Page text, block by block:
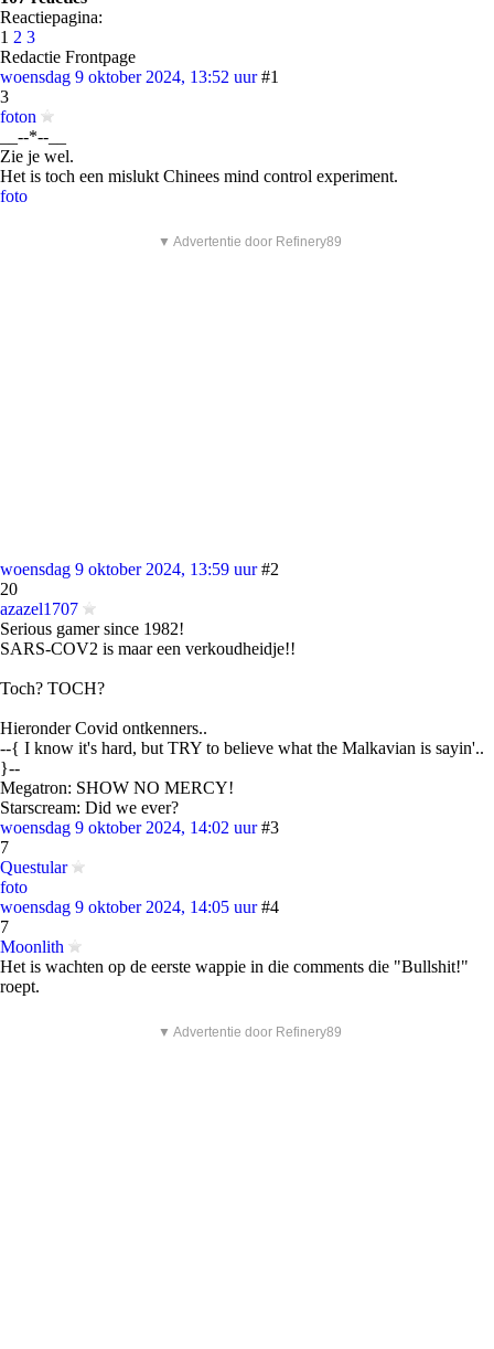
Reactiepagina:
1 2 3
Redactie Frontpage
woensdag 9 oktober 2024, 13:52 uur #1
3
foton
__--*--__
Zie je wel.
Het is toch een mislukt Chinees mind control experiment.
foto
▼ Advertentie door Refinery89
woensdag 9 oktober 2024, 13:59 uur #2
20
azazel1707
Serious gamer since 1982!
SARS-COV2 is maar een verkoudheidje!!
Toch? TOCH?
Hieronder Covid ontkenners..
--{ I know it's hard, but TRY to believe what the Malkavian is sayin'..
}--
Megatron: SHOW NO MERCY!
Starscream: Did we ever?
woensdag 9 oktober 2024, 14:02 uur #3
7
Questular
foto
woensdag 9 oktober 2024, 14:05 uur #4
7
Moonlith
Het is wachten op de eerste wappie in die comments die "Bullshit!"
roept.
▼ Advertentie door Refinery89